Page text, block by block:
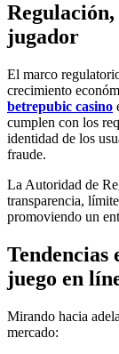
jugador
El marco
crecimiento
betrepubic casino
cumplen con los
identidad de los
fraude.
La Autoridad de
transparencia,
promoviendo un
Tendencias
juego en
Mirando hacia
mercado: